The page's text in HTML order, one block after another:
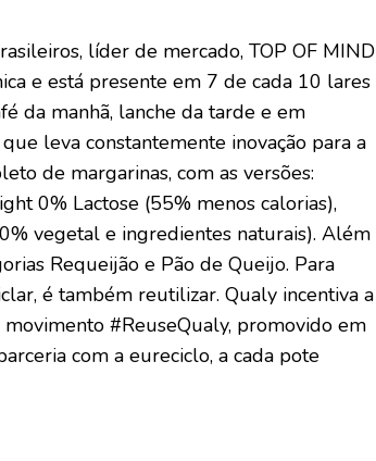
líder de mercado, TOP OF MIND
e está presente em 7 de cada 10 lares
da manhã, lanche da tarde e em
leva constantemente inovação para a
de margarinas, com as versões:
0% Lactose (55% menos calorias),
vegetal e ingredientes naturais). Além
Requeijão e Pão de Queijo. Para
é também reutilizar. Qualy incentiva a
#ReuseQualy, promovido em
com a eureciclo, a cada pote